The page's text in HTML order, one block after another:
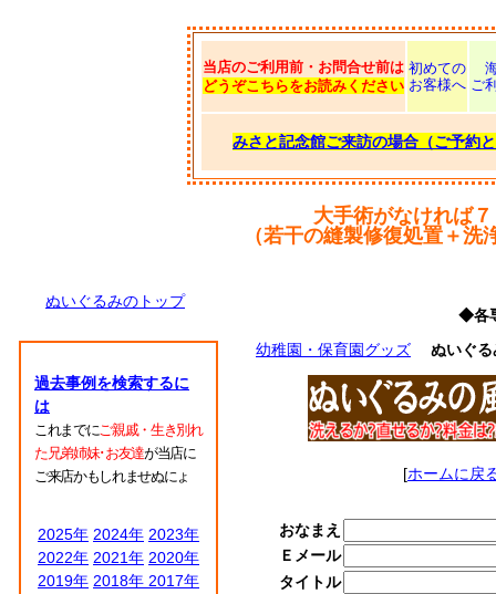
当店のご利用前・お問合せ前は
どうぞこちらをお読みください
初めての
お客様へ ご
みさと記念館ご来訪の場合（ご予約
大手術がなければ
（若干の縫製修復処置＋
ぬいぐるみのトップ
過去事例を検索するに
は
これまでにご親戚・生き別れ
た兄弟姉妹･お友達が当店に
ご来店かもしれませぬにょ
2025年 2024年 2023年
2022年 2021年 2020年
2019年 2018年 2017年
◆各
幼稚園・保育園グッズ
ぬいぐる
[ホームに戻
おなまえ
Ｅメール
タイトル